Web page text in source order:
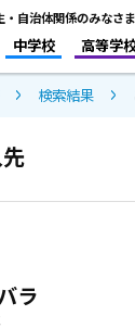
・自治体関係のみなさま
中学校 高等学
検索結果
ラ